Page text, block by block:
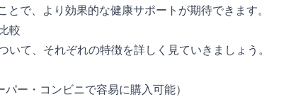
で、より効果的な健康サポートが期待できます。
較
て、それぞれの特徴を詳しく見ていきましょう。
・コンビニで容易に購入可能）